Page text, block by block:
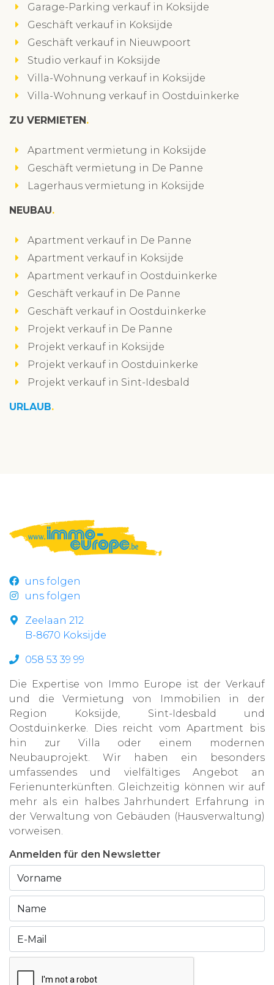
Garage-Parking verkauf in Koksijde
Geschäft verkauf in Koksijde
Geschäft verkauf in Nieuwpoort
Studio verkauf in Koksijde
Villa-Wohnung verkauf in Koksijde
Villa-Wohnung verkauf in Oostduinkerke
ZU VERMIETEN
Apartment vermietung in Koksijde
Geschäft vermietung in De Panne
Lagerhaus vermietung in Koksijde
NEUBAU
Apartment verkauf in De Panne
Apartment verkauf in Koksijde
Apartment verkauf in Oostduinkerke
Geschäft verkauf in De Panne
Geschäft verkauf in Oostduinkerke
Projekt verkauf in De Panne
Projekt verkauf in Koksijde
Projekt verkauf in Oostduinkerke
Projekt verkauf in Sint-Idesbald
URLAUB
uns folgen
uns folgen
Zeelaan 212
B-8670 Koksijde
058 53 39 99
Die Expertise von Immo Europe ist der Verkauf
und die Vermietung von Immobilien in der
Region Koksijde, Sint-Idesbald und
Oostduinkerke. Dies reicht vom Apartment bis
hin zur Villa oder einem modernen
Neubauprojekt. Wir haben ein besonders
umfassendes und vielfältiges Angebot an
Ferienunterkünften. Gleichzeitig können wir auf
mehr als ein halbes Jahrhundert Erfahrung in
der Verwaltung von Gebäuden (Hausverwaltung)
vorweisen.
Anmelden für den Newsletter